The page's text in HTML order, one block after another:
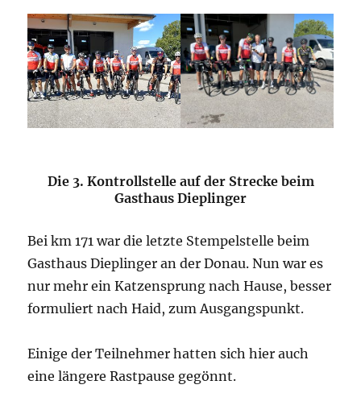
Die 3. Kontrollstelle auf der Strecke beim
Gasthaus Dieplinger
Bei km 171 war die letzte Stempelstelle beim
Gasthaus Dieplinger an der Donau. Nun war es
nur mehr ein Katzensprung nach Hause, besser
formuliert nach Haid, zum Ausgangspunkt.
Einige der Teilnehmer hatten sich hier auch
eine längere Rastpause gegönnt.